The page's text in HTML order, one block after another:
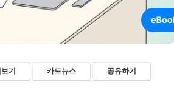
기 카드뉴스 공유하기